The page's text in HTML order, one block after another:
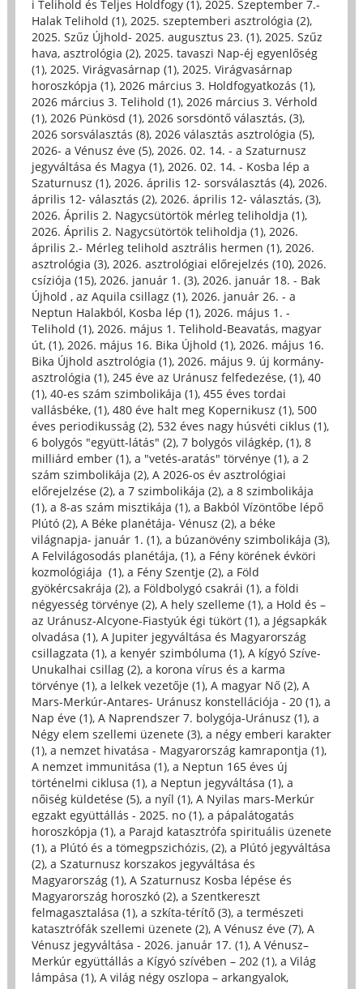
i Telihold és Teljes Holdfogy (1), 2025. Szeptember 7.-
Halak Telihold (1), 2025. szeptemberi asztrológia (2),
2025. Szűz Újhold- 2025. augusztus 23. (1), 2025. Szűz
hava, asztrológia (2), 2025. tavaszi Nap-éj egyenlőség
(1), 2025. Virágvasárnap (1), 2025. Virágvasárnap
horoszkópja (1), 2026 március 3. Holdfogyatkozás (1),
2026 március 3. Telihold (1), 2026 március 3. Vérhold
(1), 2026 Pünkösd (1), 2026 sorsdöntő választás, (3),
2026 sorsválasztás (8), 2026 választás asztrológia (5),
2026- a Vénusz éve (5), 2026. 02. 14. - a Szaturnusz
jegyváltása és Magya (1), 2026. 02. 14. - Kosba lép a
Szaturnusz (1), 2026. április 12- sorsválasztás (4), 2026.
április 12- választás (2), 2026. április 12- választás, (3),
2026. Április 2. Nagycsütörtök mérleg teliholdja (1),
2026. Április 2. Nagycsütörtök teliholdja (1), 2026.
április 2.- Mérleg telihold asztrális hermen (1), 2026.
asztrológia (3), 2026. asztrológiai előrejelzés (10), 2026.
csíziója (15), 2026. január 1. (3), 2026. január 18. - Bak
Újhold , az Aquila csillagz (1), 2026. január 26. - a
Neptun Halakból, Kosba lép (1), 2026. május 1. -
Telihold (1), 2026. május 1. Telihold-Beavatás, magyar
út, (1), 2026. május 16. Bika Újhold (1), 2026. május 16.
Bika Újhold asztrológia (1), 2026. május 9. új kormány-
asztrológia (1), 245 éve az Uránusz felfedezése, (1), 40
(1), 40-es szám szimbolikája (1), 455 éves tordai
vallásbéke, (1), 480 éve halt meg Kopernikusz (1), 500
éves periodikusság (2), 532 éves nagy húsvéti ciklus (1),
6 bolygós "együtt-látás" (2), 7 bolygós világkép, (1), 8
milliárd ember (1), a "vetés-aratás" törvénye (1), a 2
szám szimbolikája (2), A 2026-os év asztrológiai
előrejelzése (2), a 7 szimbolikája (2), a 8 szimbolikája
(1), a 8-as szám misztikája (1), a Bakból Vízöntőbe lépő
Plútó (2), A Béke planétája- Vénusz (2), a béke
világnapja- január 1. (1), a búzanövény szimbolikája (3),
A Felvilágosodás planétája, (1), a Fény körének évköri
kozmológiája (1), a Fény Szentje (2), a Föld
gyökércsakrája (2), a Földbolygó csakrái (1), a földi
négyesség törvénye (2), A hely szelleme (1), a Hold és –
az Uránusz-Alcyone-Fiastyúk égi tükört (1), a Jégsapkák
olvadása (1), A Jupiter jegyváltása és Magyarország
csillagzata (1), a kenyér szimbóluma (1), A kígyó Szíve-
Unukalhai csillag (2), a korona vírus és a karma
törvénye (1), a lelkek vezetője (1), A magyar Nő (2), A
Mars-Merkúr-Antares- Uránusz konstellációja - 20 (1), a
Nap éve (1), A Naprendszer 7. bolygója-Uránusz (1), a
Négy elem szellemi üzenete (3), a négy emberi karakter
(1), a nemzet hivatása - Magyarország kamrapontja (1),
A nemzet immunitása (1), a Neptun 165 éves új
történelmi ciklusa (1), a Neptun jegyváltása (1), a
nőiség küldetése (5), a nyíl (1), A Nyilas mars-Merkúr
egzakt együttállás - 2025. no (1), a pápalátogatás
horoszkópja (1), a Parajd katasztrófa spirituális üzenete
(1), a Plútó és a tömegpszichózis, (2), a Plútó jegyváltása
(2), a Szaturnusz korszakos jegyváltása és
Magyarország (1), A Szaturnusz Kosba lépése és
Magyarország horoszkó (2), a Szentkereszt
felmagasztalása (1), a szkíta-térítő (3), a természeti
katasztrófák szellemi üzenete (2), A Vénusz éve (7), A
Vénusz jegyváltása - 2026. január 17. (1), A Vénusz–
Merkúr együttállás a Kígyó szívében – 202 (1), a Világ
lámpása (1), A világ négy oszlopa – arkangyalok,